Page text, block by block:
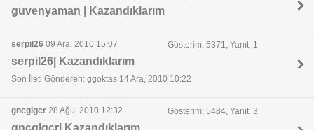
guvenyaman | Kazandıklarım
serpil26 09 Ara, 2010 15:07 Gösterim: 5371, Yanıt: 1
serpil26| Kazandıklarım
Son İleti Gönderen: ggoktas 14 Ara, 2010 10:22
gncglgcr 28 Ağu, 2010 12:32 Gösterim: 5484, Yanıt: 3